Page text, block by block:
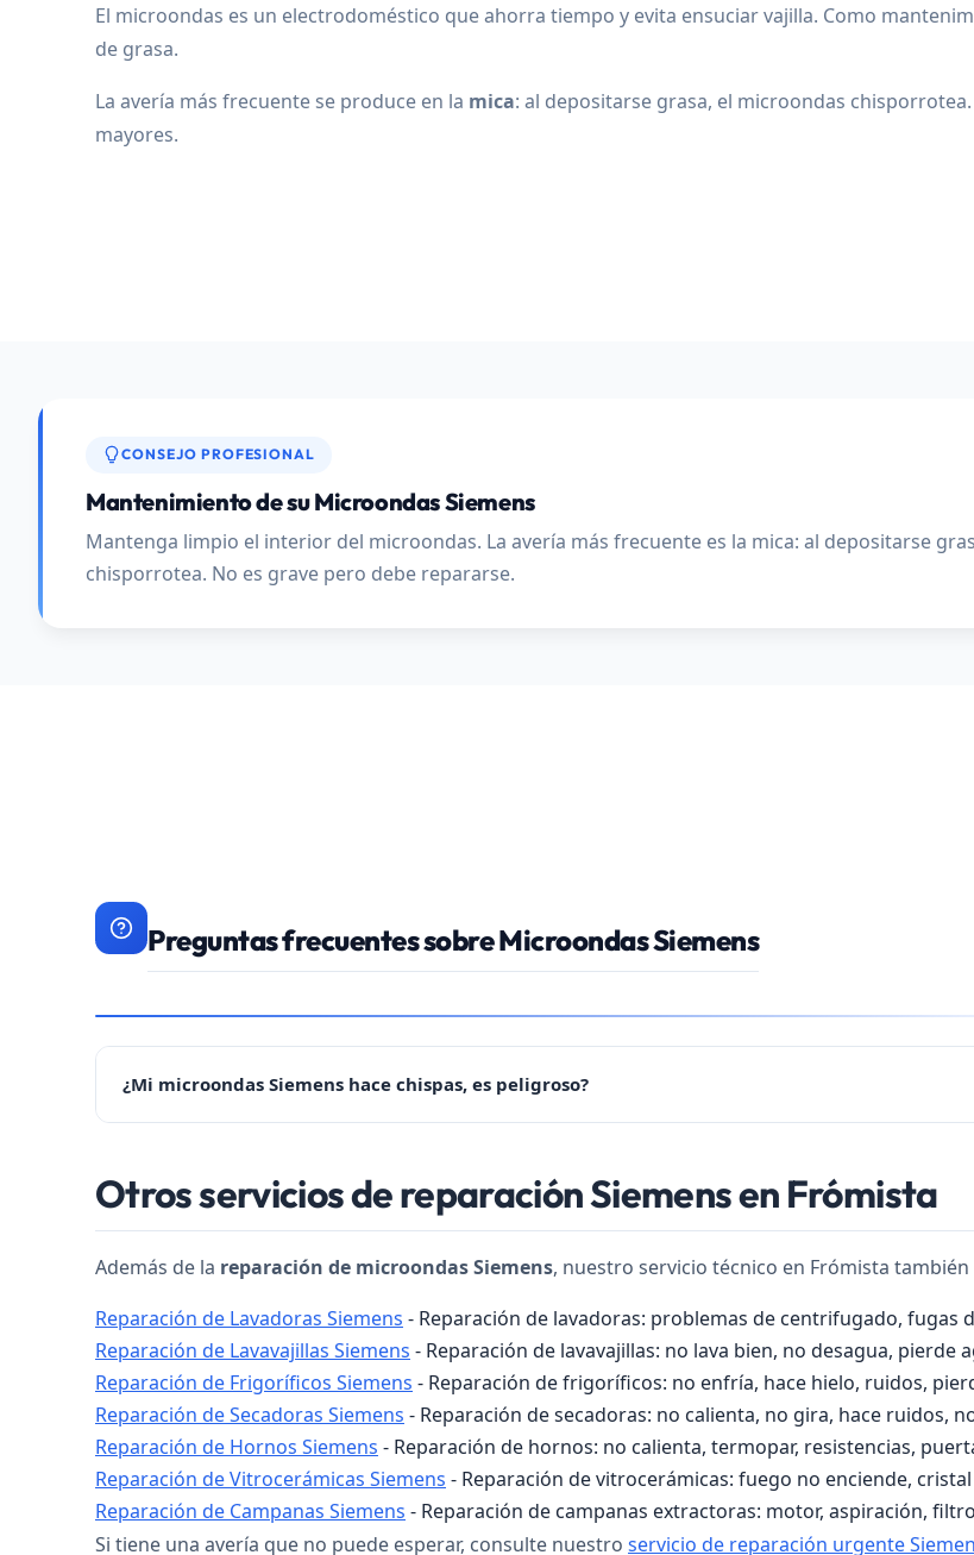
El microondas es un electrodoméstico que ahorra tiempo y evita ensuciar vajilla. Como
de grasa.
La avería más frecuente se produce en la mica: al depositarse grasa, el microondas
mayores.
CONSEJO PROFESIONAL
Mantenimiento de su Microondas Siemens
Mantenga limpio el interior del microondas. La avería más frecuente es la mica: al depositarse
chisporrotea. No es grave pero debe repararse.
Preguntas frecuentes sobre Microondas Siemens
¿Mi microondas Siemens hace chispas, es peligroso?
Contacte con nosotros al ☎️ 979 692 637.
Otros servicios de reparación Siemens en Frómista
Además de la reparación de microondas Siemens, nuestro servicio técnico en Frómista
Reparación de Lavadoras Siemens - Reparación de lavadoras: problemas de centrifugado, fugas
Reparación de Lavavajillas Siemens - Reparación de lavavajillas: no lava bien, no desagua, pierde
Reparación de Frigoríficos Siemens - Reparación de frigoríficos: no enfría, hace hielo, ruidos,
Reparación de Secadoras Siemens - Reparación de secadoras: no calienta, no gira, hace ruidos,
Reparación de Hornos Siemens - Reparación de hornos: no calienta, termopar, resistencias,
Reparación de Vitrocerámicas Siemens - Reparación de vitrocerámicas: fuego no enciende,
Reparación de Campanas Siemens - Reparación de campanas extractoras: motor, aspiración,
Si tiene una avería que no puede esperar, consulte nuestro servicio de reparación urgente